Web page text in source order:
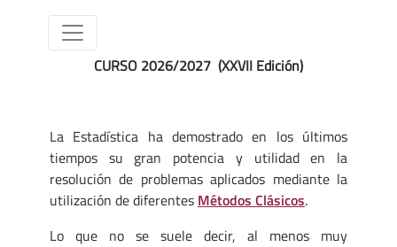
CURSO 2026/2027 (XXVII Edición)
La Estadística ha demostrado en los últimos
tiempos su gran potencia y utilidad en la
resolución de problemas aplicados mediante la
utilización de diferentes Métodos Clásicos.
Lo que no se suele decir, al menos muy